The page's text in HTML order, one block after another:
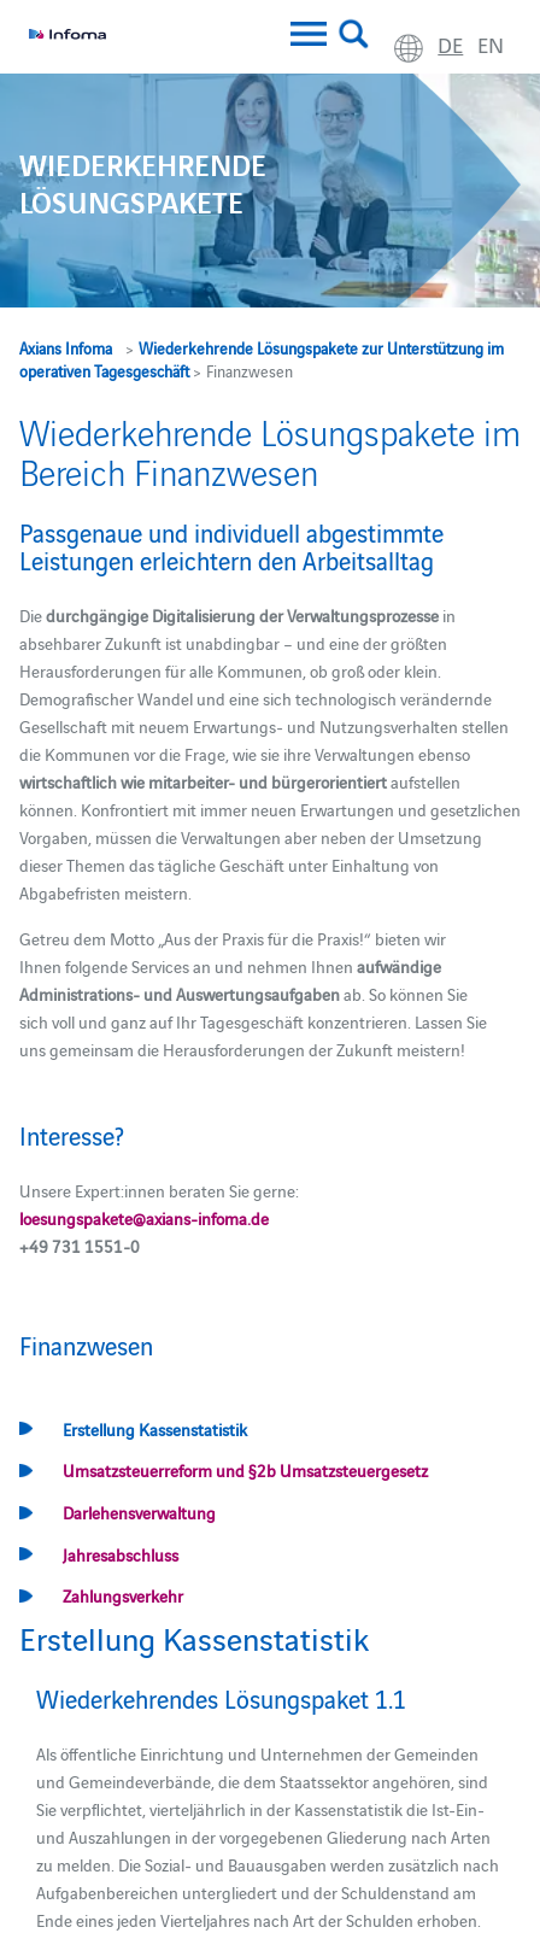
DE EN
WIEDERKEHRENDE
LÖSUNGSPAKETE
Axians Infoma> Wiederkehrende Lösungspakete zur Unterstützung im
operativen Tagesgeschäft> Finanzwesen
Wiederkehrende Lösungspakete im
Bereich Finanzwesen
Passgenaue und individuell abgestimmte
Leistungen erleichtern den Arbeitsalltag
Diedurchgängige Digitalisierung der Verwaltungsprozessein
absehbarer Zukunft ist unabdingbar – und eine der größten
Herausforderungen für alle Kommunen, ob groß oder klein.
Demografischer Wandel und eine sich technologisch verändernde
Gesellschaft mit neuem Erwartungs- und Nutzungsverhalten stellen
die Kommunen vor die Frage, wie sie ihre Verwaltungen ebenso
wirtschaftlich wie mitarbeiter- und bürgerorientiertaufstellen
können. Konfrontiert mit immer neuen Erwartungen und gesetzlichen
Vorgaben, müssen die Verwaltungen aber neben der Umsetzung
dieser Themen das tägliche Geschäft unter Einhaltung von
Abgabefristen meistern.
Getreu dem Motto „Aus der Praxis für die Praxis!“ bieten wir
Ihnen folgende Services an und nehmen Ihnen aufwändige
Administrations- und Auswertungsaufgabenab. So können Sie
sich voll und ganz auf Ihr Tagesgeschäft konzentrieren. Lassen Sie
uns gemeinsam die Herausforderungen der Zukunft meistern!
Interesse?
Unsere Expert:innen beraten Sie gerne:
loesungspakete@axians-infoma.de
+49 731 1551-0
Finanzwesen
Erstellung Kassenstatistik
Umsatzsteuerreform und §2b Umsatzsteuergesetz
Darlehensverwaltung
Jahresabschluss
Zahlungsverkehr
Erstellung Kassenstatistik
Wiederkehrendes Lösungspaket 1.1
Als öffentliche Einrichtung und Unternehmen der Gemeinden
und Gemeindeverbände, die dem Staatssektor angehören, sind
Sie verpflichtet, vierteljährlich in der Kassenstatistik die Ist-Ein-
und Auszahlungen in der vorgegebenen Gliederung nach Arten
zu melden. Die Sozial- und Bauausgaben werden zusätzlich nach
Aufgabenbereichen untergliedert und der Schuldenstand am
Ende eines jeden Vierteljahres nach Art der Schulden erhoben.